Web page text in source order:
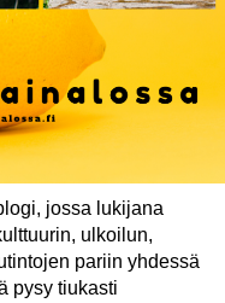
jossa lukijana
ulkoilun,
pariin yhdessä
pysy tiukasti